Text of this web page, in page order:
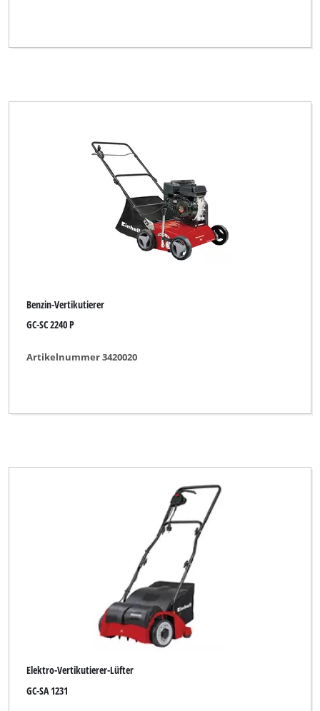
Benzin-Vertikutierer
GC-SC 2240 P
Artikelnummer 3420020
Elektro-Vertikutierer-Lüfter
GC-SA 1231